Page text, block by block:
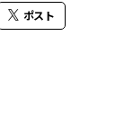
ポスト